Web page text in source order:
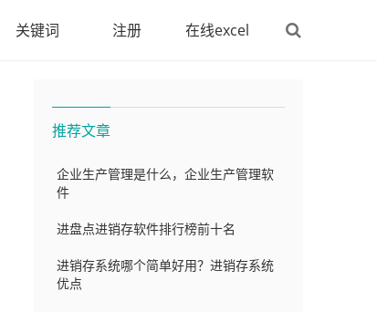
关键词 注册 在线excel
推荐文章
企业生产管理是什么，企业生产管理软
件
进盘点进销存软件排行榜前十名
进销存系统哪个简单好用？进销存系统
优点